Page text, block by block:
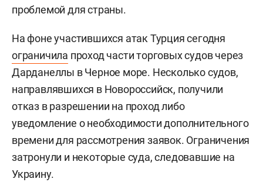
проблемой для страны.
На фоне участившихся атак Турция сегодня
ограничила проход части торговых судов через
Дарданеллы в Черное море. Несколько судов,
направлявшихся в Новороссийск, получили
отказ в разрешении на проход либо
уведомление о необходимости дополнительного
времени для рассмотрения заявок. Ограничения
затронули и некоторые суда, следовавшие на
Украину.